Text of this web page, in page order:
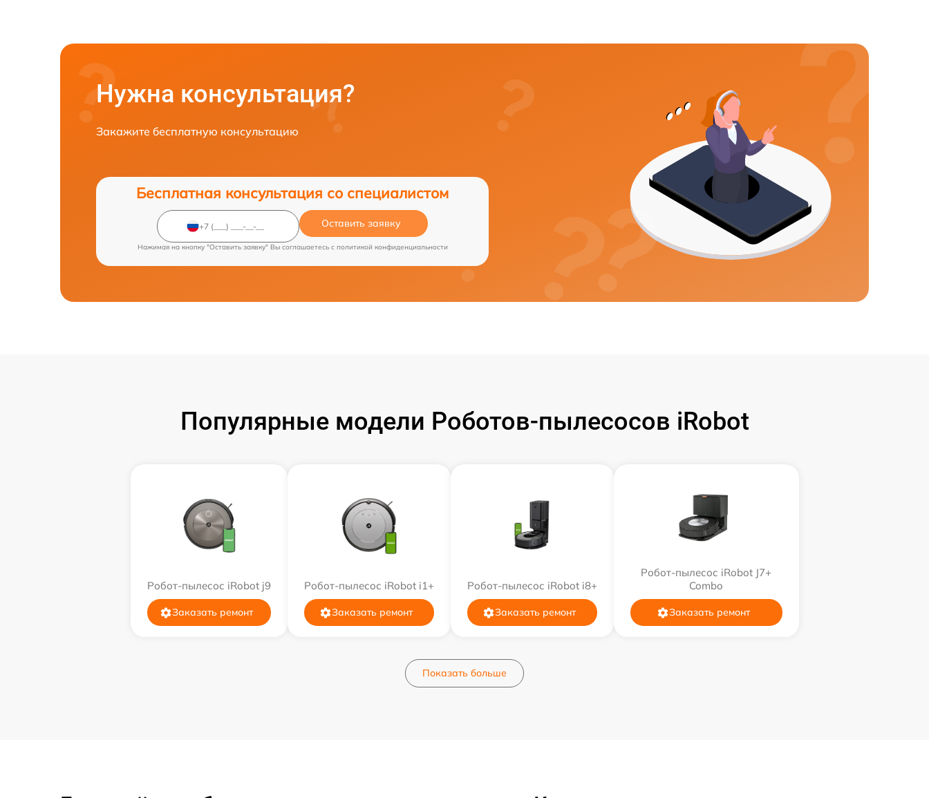
Нужна консультация?
Закажите бесплатную консультацию
Бесплатная консультация со специалистом
Оставить заявку
Нажимая на кнопку "Оставить заявку" Вы соглашаетесь c политикой конфиденциальности
Популярные модели Роботов-пылесосов iRobot
Робот-пылесос iRobot j9
Заказать ремонт
Робот-пылесос iRobot i1+
Заказать ремонт
Робот-пылесос iRobot i8+
Заказать ремонт
Робот-пылесос iRobot J7+
Combo
Заказать ремонт
Показать больше